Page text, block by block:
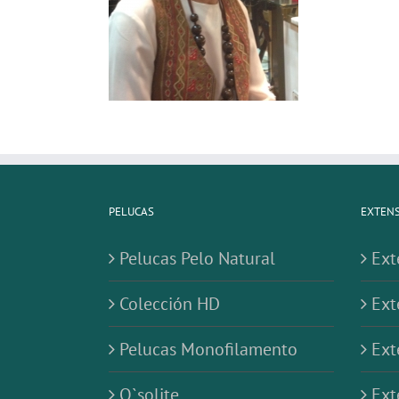
PELUCAS
Pelucas Pelo Natural
Colección HD
Pelucas Monofilamento